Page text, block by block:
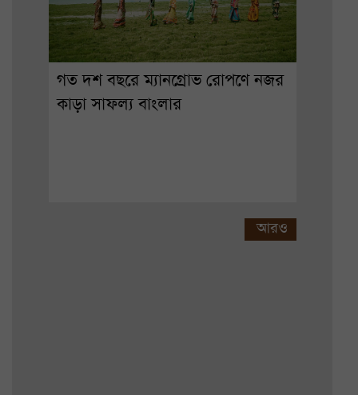
গত দশ বছরে ম্যানগ্রোভ রোপণে নজর
কাড়া সাফল্য বাংলার
আরও